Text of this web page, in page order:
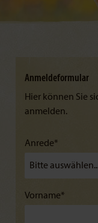
Anmeldeformular
Hier können Sie
anmelden.
Anrede*
Vorname*